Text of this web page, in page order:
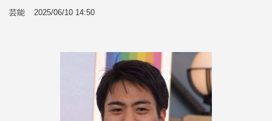
芸能 2025/06/10 14:50